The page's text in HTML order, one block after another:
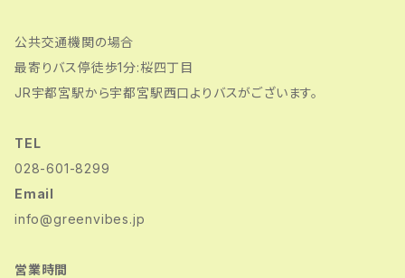
公共交通機関の場合
最寄りバス停徒歩1分:桜四丁目
JR宇都宮駅から宇都宮駅西口よりバスがございます。
TEL
028-601-8299
Email
info@greenvibes.jp
営業時間